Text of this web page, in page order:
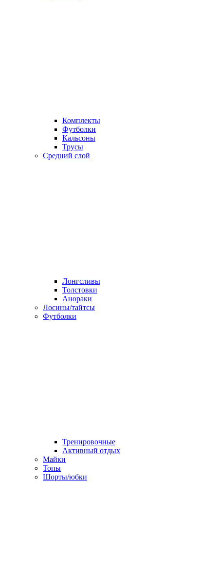
Комплекты
Футболки
Кальсоны
Трусы
Средний слой
Лонгсливы
Толстовки
Анораки
Лосины/тайтсы
Футболки
Тренировочные
Активный отдых
Майки
Топы
Шорты/юбки